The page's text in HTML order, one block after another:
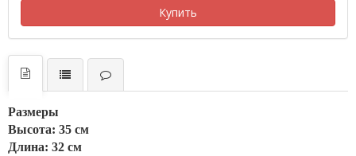
Купить
Размеры
Высота: 35 см
Длина: 32 см